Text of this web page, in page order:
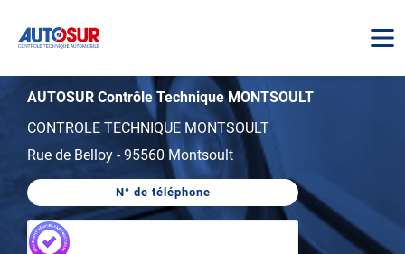
AUTOSUR Contrôle Technique MONTSOULT
CONTROLE TECHNIQUE MONTSOULT
Rue de Belloy -95560 Montsoult
N° de téléphone
AFFICHER
LE